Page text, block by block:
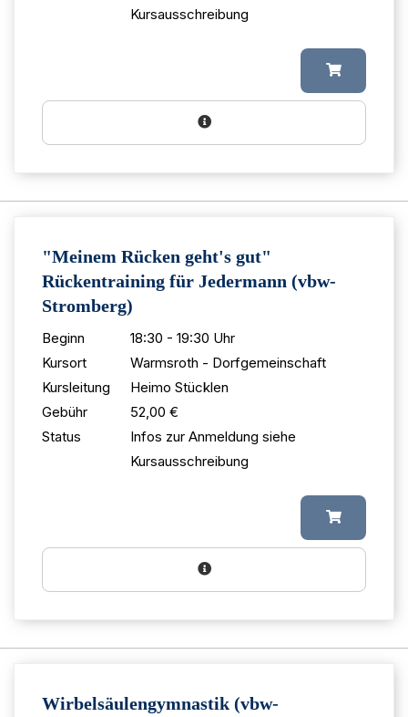
Kursausschreibung
"Meinem Rücken geht's gut"
Rückentraining für Jedermann (vbw-
Stromberg)
Beginn
18:30 - 19:30 Uhr
Kursort
Warmsroth - Dorfgemeinschaft
Kursleitung
Heimo Stücklen
Gebühr
52,00 €
Status
Infos zur Anmeldung siehe
Kursausschreibung
Wirbelsäulengymnastik (vbw-